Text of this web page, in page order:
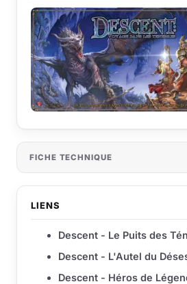
FICHE TECHNIQUE
LIENS
Descent - Le Puits des
Descent - L'Autel du
Descent - Héros de